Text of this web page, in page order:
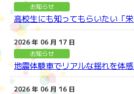
お知らせ
高校生にも知ってもらいたい「
2026 年 06 月 17 日
お知らせ
地震体験車でリアルな揺れを体
2026 年 06 月 16 日